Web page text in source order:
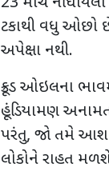
ટકાથી વધુ ઓછો
અપેક્ષા નથી.
ક્રૂડ ઓઇલના
હૂંડિયામણ
પરંતુ, જો તમે આશા
લોકોને રાહત